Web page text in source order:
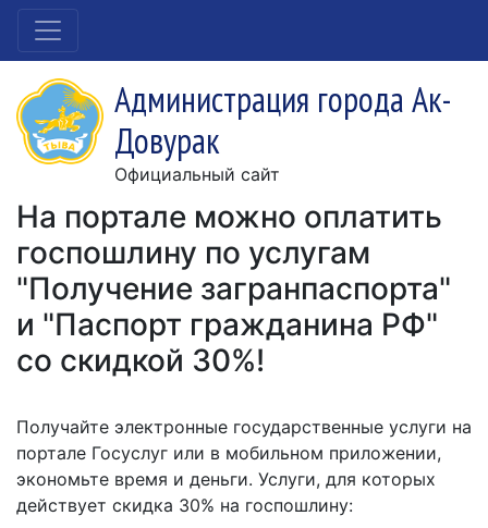
Администрация города Ак-
Довурак
Официальный сайт
На портале можно оплатить
госпошлину по услугам
"Получение загранпаспорта"
и "Паспорт гражданина РФ"
со скидкой 30%!
Получайте электронные государственные услуги на
портале Госуслуг или в мобильном приложении,
экономьте время и деньги. Услуги, для которых
действует скидка 30% на госпошлину: